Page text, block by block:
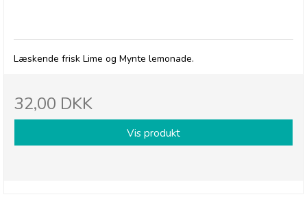
Læskende frisk Lime og Mynte lemonade.
32,00 DKK
Vis produkt